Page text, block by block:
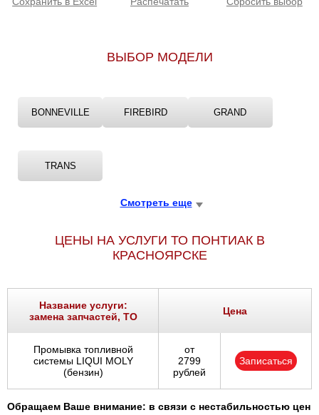
ВЫБОР МОДЕЛИ
BONNEVILLE FIREBIRD GRAND
TRANS
Смотреть еще
ЦЕНЫ НА УСЛУГИ ТО ПОНТИАК В
КРАСНОЯРСКЕ
Название услуги:
замена запчастей, ТО
Цена
Промывка топливной
системы LIQUI MOLY
(бензин)
от
2799
рублей
Записаться
Обращаем Ваше внимание: в связи с нестабильностью цен